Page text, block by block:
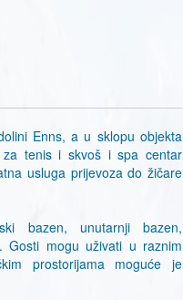
Enns, a u sklopu objekta
za tenis i skvoš i spa centar
usluga prijevoza do žičare
bazen, unutarnji bazen,
Gosti mogu uživati u raznim
prostorijama moguće je